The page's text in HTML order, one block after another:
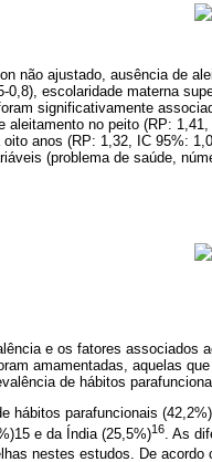
não ajustado, ausência de
0,8), escolaridade materna
significativamente
aleitamento no peito (RP:
anos (RP: 1,32, IC 95%:
(problema de saúde,
e os fatores associados
amamentadas, aquelas
de hábitos
hábitos parafuncionais
e da Índia (25,5%)16 . As
nestes estudos. De acordo